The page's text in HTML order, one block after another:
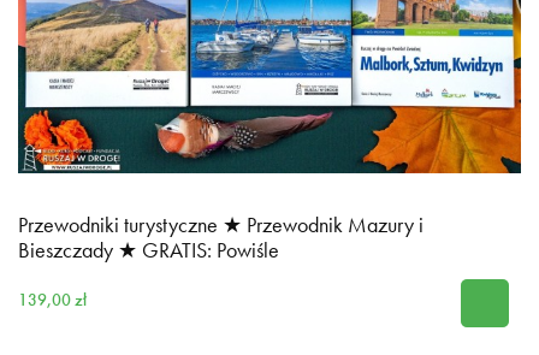
Przewodniki turystyczne ★ Przewodnik Mazury i
Bieszczady ★ GRATIS: Powiśle
139,00 zł